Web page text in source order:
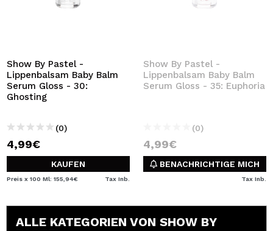
Show By Pastel -
Lippenbalsam Baby Balm
Serum Gloss - 30:
Ghosting
(0)
4,99€
KAUFEN
Preis x 100 Ml: 155,94€ Tax Inb.
Show By Pastel -
Lippenbalsam Baby Balm
Serum Gloss - 35: Euphoria
(0)
4,99€
BENACHRICHTIGE MICH
Tax Inb.
ALLE KATEGORIEN VON SHOW BY